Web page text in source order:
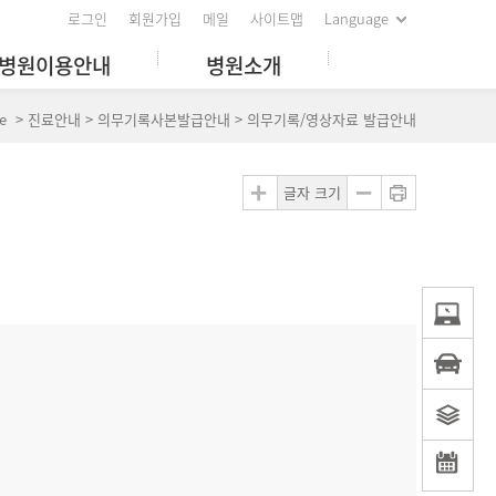
로그인 회원가입 메일 사이트맵 Language
병원이용안내 병원소개
글자 크기
> 진료안내 > 의무기록사본발급안내 > 의무기록/영상자료 발급안내